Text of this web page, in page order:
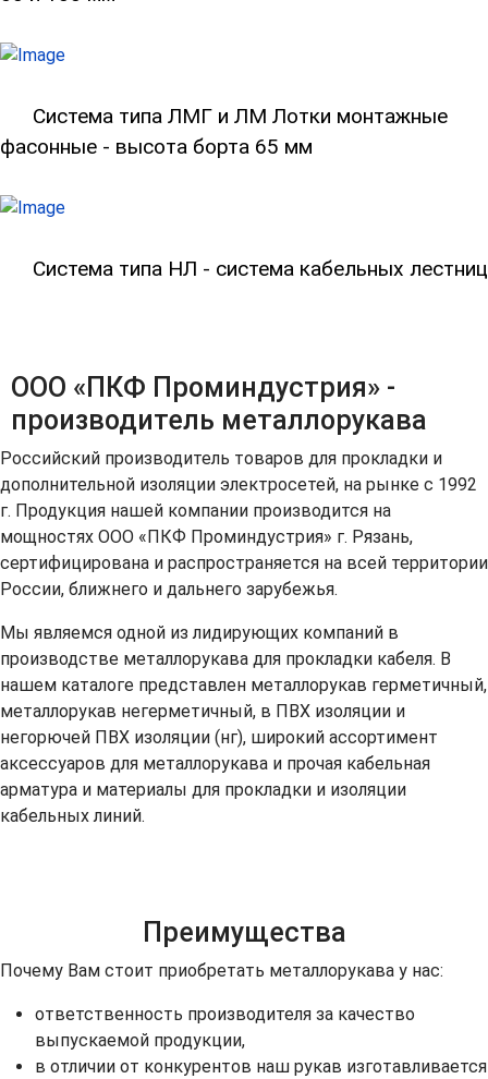
Система типа ЛМГ и ЛМ Лотки монтажные
фасонные - высота борта 65 мм
Система типа НЛ - система кабельных лестниц
ООО «ПКФ Проминдустрия» -
производитель металлорукава
Российский производитель товаров для прокладки и
дополнительной изоляции электросетей, на рынке с 1992
г. Продукция нашей компании производится на
мощностях ООО «ПКФ Проминдустрия» г. Рязань,
сертифицирована и распространяется на всей территории
России, ближнего и дальнего зарубежья.
Мы являемся одной из лидирующих компаний в
производстве металлорукава для прокладки кабеля. В
нашем каталоге представлен металлорукав герметичный,
металлорукав негерметичный, в ПВХ изоляции и
негорючей ПВХ изоляции (нг), широкий ассортимент
аксессуаров для металлорукава и прочая кабельная
арматура и материалы для прокладки и изоляции
кабельных линий.
Преимущества
Почему Вам стоит приобретать металлорукава у нас:
ответственность производителя за качество
выпускаемой продукции,
в отличии от конкурентов наш рукав изготавливается